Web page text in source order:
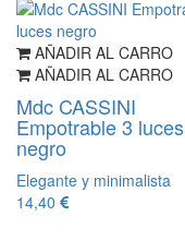
AÑADIR AL CARRO
AÑADIR AL CARRO
Mdc CASSINI
Empotrable 3 luces
negro
Elegante y minimalista
14,40